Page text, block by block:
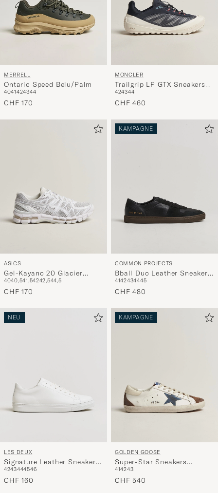
MERRELL
Ontario Speed Belu/Palm
4041424344
CHF 170
MONCLER
Trailgrip LP GTX Sneakers
Navy
424344
CHF 460
ASICS
Gel-Kayano 20 Glacier
Grey/White
4040,541,54242,544,5
CHF 170
KAMPAGNE
COMMON PROJECTS
Bball Duo Leather Sneaker
Black
4142434445
CHF 480
NEU
LES DEUX
Signature Leather Sneaker
White
4243444546
CHF 160
KAMPAGNE
GOLDEN GOOSE
Super-Star Sneakers
White/Denim
414243
CHF 540